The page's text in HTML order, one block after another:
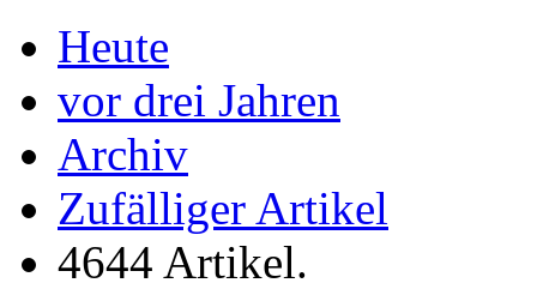
Heute
vor drei Jahren
Archiv
Zufälliger Artikel
4644 Artikel.